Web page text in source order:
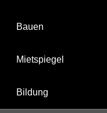
Bauen
Mietspiegel
Bildung